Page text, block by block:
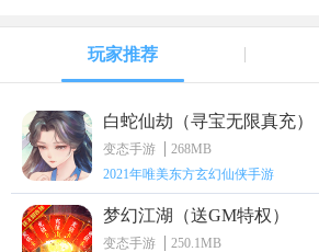
玩家推荐
白蛇仙劫（寻宝无限真充）
变态手游
268MB
2021年唯美东方玄幻仙侠手游
梦幻江湖（送GM特权）
变态手游
250.1MB